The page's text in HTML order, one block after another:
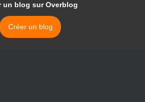
un blog sur Overblog
Créer un blog